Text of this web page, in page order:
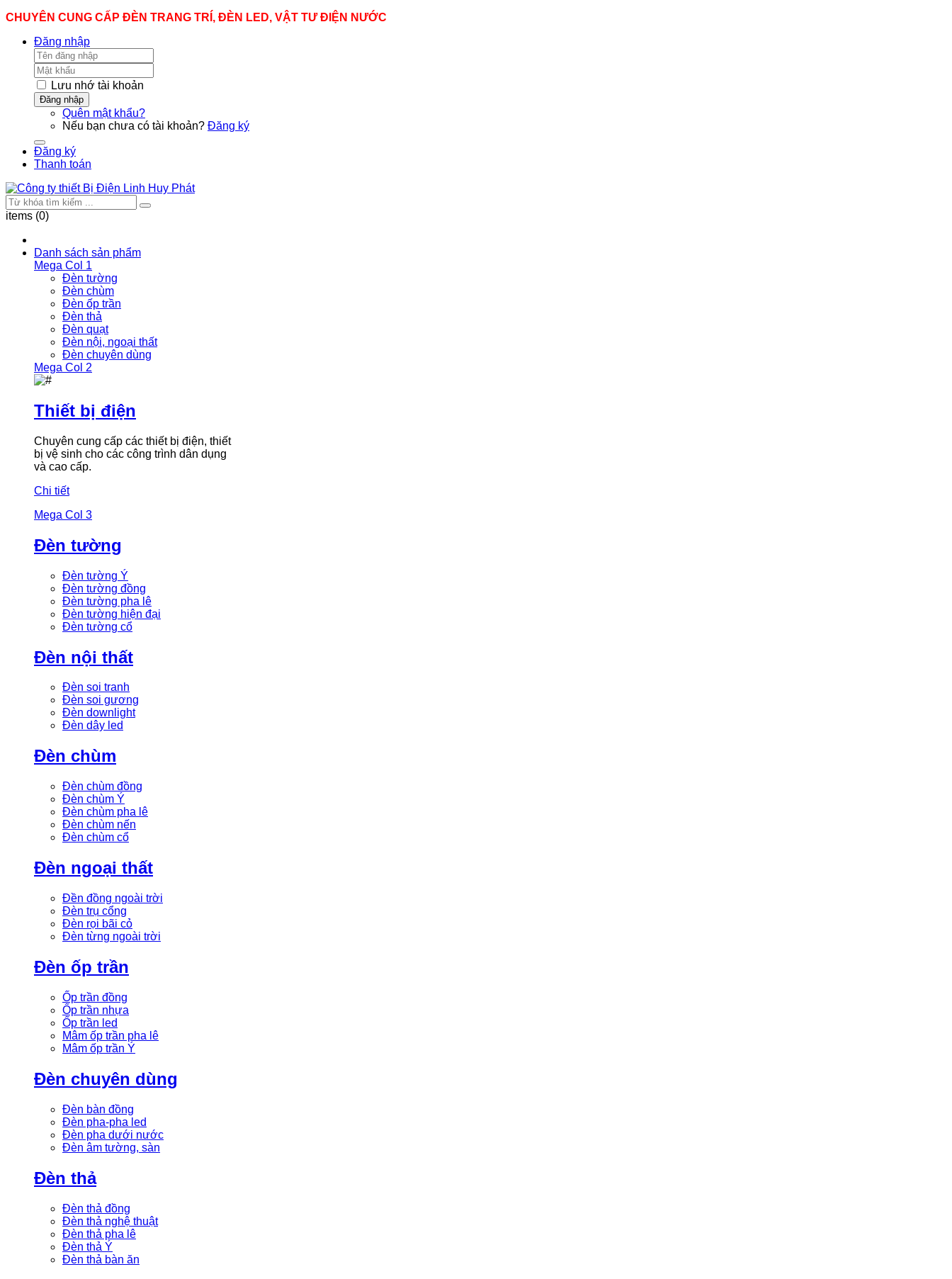
CHUYÊN CUNG CẤP ĐÈN TRANG TRÍ, ĐÈN LED, VẬT TƯ ĐIỆN NƯỚC
Đăng nhập
Lưu nhớ tài khoản
Đăng nhập
Quên mật khẩu?
Nếu bạn chưa có tài khoản? Đăng ký
Đăng ký
Thanh toán
items (0)
Danh sách sản phẩm
Mega Col 1
Đèn tường
Đèn chùm
Đèn ốp trần
Đèn thả
Đèn quạt
Đèn nội, ngoại thất
Đèn chuyên dùng
Mega Col 2
Thiết bị điện
Chuyên cung cấp các thiết bị điện, thiết
bị vệ sinh cho các công trình dân dụng
và cao cấp.
Chi tiết
Mega Col 3
Đèn tường
Đèn tường Ý
Đèn tường đồng
Đèn tường pha lê
Đèn tường hiện đại
Đèn tường cổ
Đèn nội thất
Đèn soi tranh
Đèn soi gương
Đèn downlight
Đèn dây led
Đèn chùm
Đèn chùm đồng
Đèn chùm Ý
Đèn chùm pha lê
Đèn chùm nến
Đèn chùm cổ
Đèn ngoại thất
Đền đồng ngoài trời
Đèn trụ cổng
Đèn rọi bãi cỏ
Đèn từng ngoài trời
Đèn ốp trần
Ốp trần đồng
Ốp trần nhựa
Ốp trần led
Mâm ốp trần pha lê
Mâm ốp trần Ý
Đèn chuyên dùng
Đèn bàn đồng
Đèn pha-pha led
Đèn pha dưới nước
Đèn âm tường, sàn
Đèn thả
Đèn thả đồng
Đèn thả nghệ thuật
Đèn thả pha lê
Đèn thả Ý
Đèn thả bàn ăn